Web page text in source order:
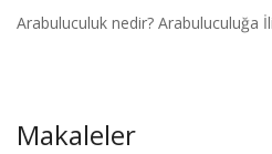
Arabuluculuk nedir? Arabuluculuğa
Makaleler